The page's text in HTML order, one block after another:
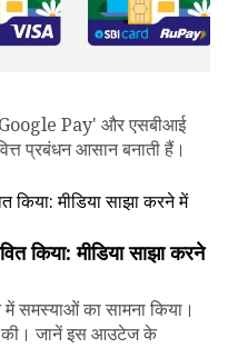
Pay' और एसबीआई
प्रबंधन आसान बनाती हैं।
किया: मीडिया साझा करने
में समस्याओं का सामना किया।
की। जानें इस आउटेज के